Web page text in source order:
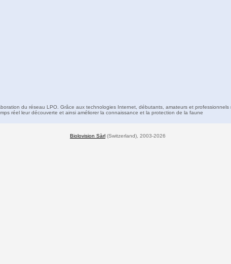
du réseau LPO. Grâce aux technologies Internet, débutants, amateurs et professionnels
réel leur découverte et ainsi améliorer la connaissance et la protection de la faune
Biolovision Sàrl (Switzerland), 2003-2026